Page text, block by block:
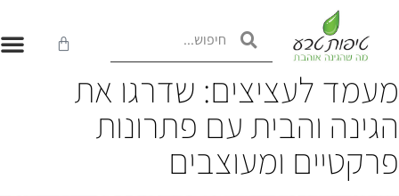
לעציצים: שדרגו את
והבית עם פתרונות
ומעוצבים